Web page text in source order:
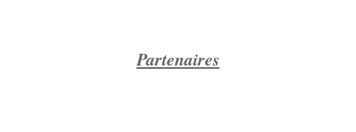
Partenaires